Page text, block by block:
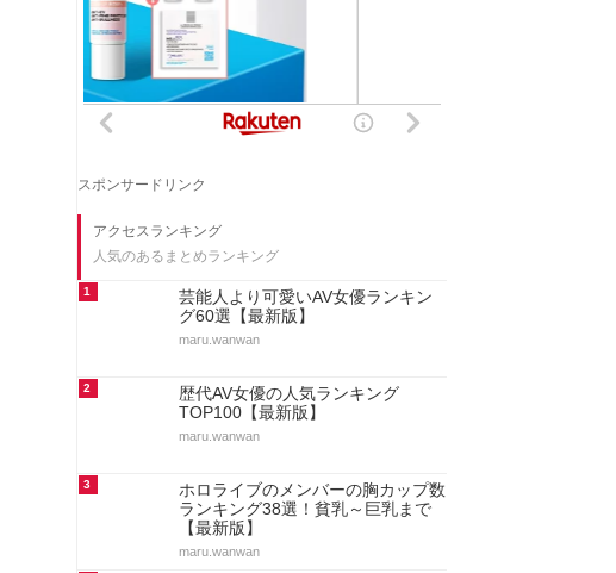
スポンサードリンク
アクセスランキング
人気のあるまとめランキング
1
芸能人より可愛いAV女優ランキン
グ60選【最新版】
maru.wanwan
2
歴代AV女優の人気ランキング
TOP100【最新版】
maru.wanwan
3
ホロライブのメンバーの胸カップ数
ランキング38選！貧乳～巨乳まで
【最新版】
maru.wanwan